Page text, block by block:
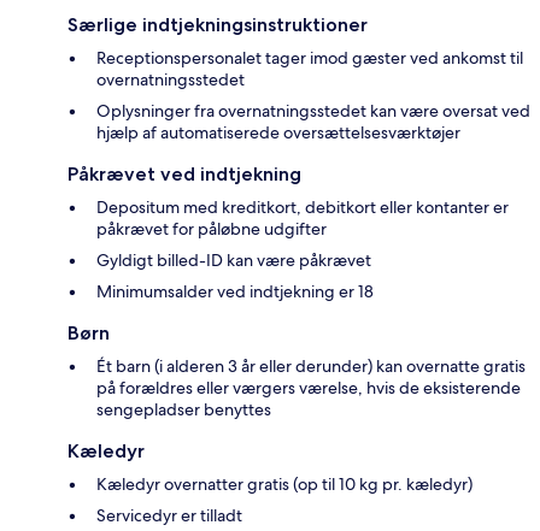
Særlige indtjekningsinstruktioner
Receptionspersonalet tager imod gæster ved ankomst til
overnatningsstedet
Oplysninger fra overnatningsstedet kan være oversat ved
hjælp af automatiserede oversættelsesværktøjer
Påkrævet ved indtjekning
Depositum med kreditkort, debitkort eller kontanter er
påkrævet for påløbne udgifter
Gyldigt billed-ID kan være påkrævet
Minimumsalder ved indtjekning er 18
Børn
Ét barn (i alderen 3 år eller derunder) kan overnatte gratis
på forældres eller værgers værelse, hvis de eksisterende
sengepladser benyttes
Kæledyr
Kæledyr overnatter gratis (op til 10 kg pr. kæledyr)
Servicedyr er tilladt